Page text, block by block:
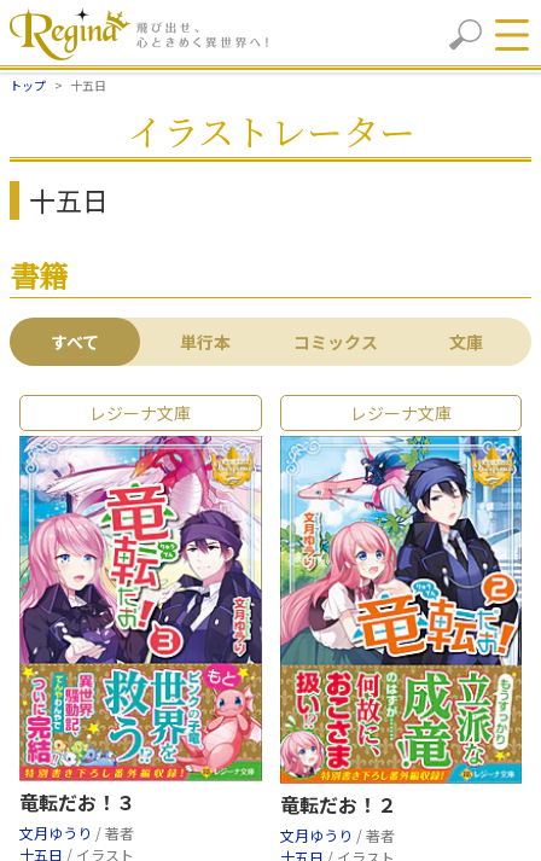
トップ 十五日
イラストレーター
十五日
書籍
すべて 単行本 コミックス 文庫
レジーナ文庫
竜転だお！３
文月ゆうり / 著者
十五日 / イラスト
レジーナ文庫
竜転だお！２
文月ゆうり / 著者
十五日 / イラスト